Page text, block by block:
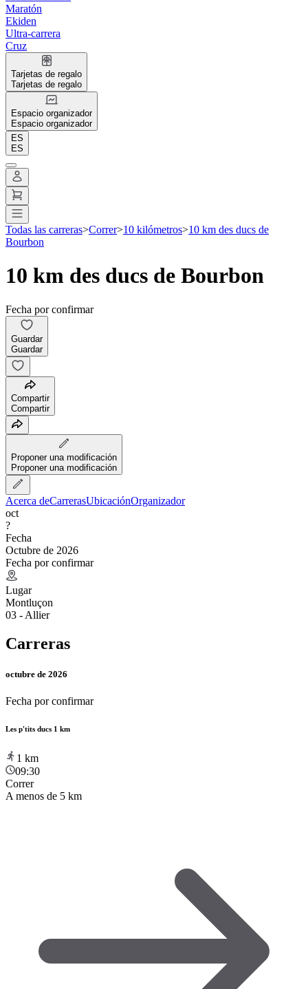
Maratón
Ekiden
Ultra-carrera
Cruz
Tarjetas de regalo
Tarjetas de regalo
Espacio organizador
Espacio organizador
ES
ES
Todas las carreras>Correr>10 kilómetros>10 km des ducs de
Bourbon
10 km des ducs de Bourbon
Fecha por confirmar
Guardar
Guardar
Compartir
Compartir
Proponer una modificación
Proponer una modificación
Acerca deCarrerasUbicaciónOrganizador
oct
?
Fecha
Octubre de 2026
Fecha por confirmar
Lugar
Montluçon
03 - Allier
Carreras
octubre de 2026
Fecha por confirmar
Les p'tits ducs 1 km
1 km
09:30
Correr
A menos de 5 km